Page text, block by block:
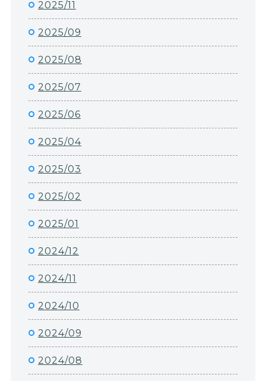
2025/11
2025/09
2025/08
2025/07
2025/06
2025/04
2025/03
2025/02
2025/01
2024/12
2024/11
2024/10
2024/09
2024/08